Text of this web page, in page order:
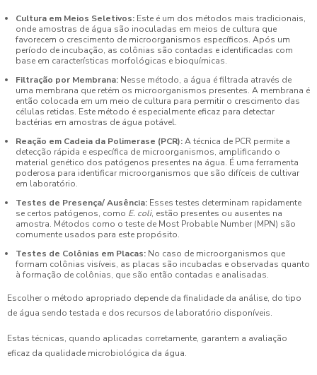
Cultura em Meios Seletivos: Este é um dos métodos mais tradicionais,
onde amostras de água são inoculadas em meios de cultura que
favorecem o crescimento de microorganismos específicos. Após um
período de incubação, as colônias são contadas e identificadas com
base em características morfológicas e bioquímicas.
Filtração por Membrana: Nesse método, a água é filtrada através de
uma membrana que retém os microorganismos presentes. A membrana é
então colocada em um meio de cultura para permitir o crescimento das
células retidas. Este método é especialmente eficaz para detectar
bactérias em amostras de água potável.
Reação em Cadeia da Polimerase (PCR):A técnica de PCR permite a
detecção rápida e específica de microorganismos, amplificando o
material genético dos patógenos presentes na água. É uma ferramenta
poderosa para identificar microorganismos que são difíceis de cultivar
em laboratório.
Testes de Presença/ Ausência: Esses testes determinam rapidamente
se certos patógenos, como E. coli, estão presentes ou ausentes na
amostra. Métodos como o teste de Most Probable Number (MPN) são
comumente usados para este propósito.
Testes de Colônias em Placas: No caso de microorganismos que
formam colônias visíveis, as placas são incubadas e observadas quanto
à formação de colônias, que são então contadas e analisadas.
Escolher o método apropriado depende da finalidade da análise, do tipo
de água sendo testada e dos recursos de laboratório disponíveis.
Estas técnicas, quando aplicadas corretamente, garantem a avaliação
eficaz da qualidade microbiológica da água.